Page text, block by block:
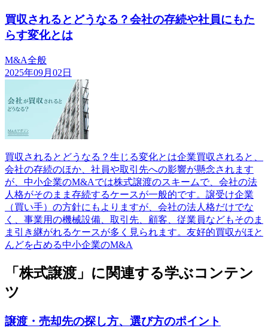
買収されるとどうなる？会社の存続や社員にもた
らす変化とは
M&A全般
2025年09月02日
買収されるとどうなる？生じる変化とは企業買収されると、
会社の存続のほか、社員や取引先への影響が懸念されます
が、中小企業のM&Aでは株式譲渡のスキームで、会社の法
人格がそのまま存続するケースが一般的です。譲受け企業
（買い手）の方針にもよりますが、会社の法人格だけでな
く、事業用の機械設備、取引先、顧客、従業員などもそのま
ま引き継がれるケースが多く見られます。友好的買収がほと
んどを占める中小企業のM&A
「株式譲渡」に関連する学ぶコンテン
ツ
譲渡・売却先の探し方、選び方のポイント